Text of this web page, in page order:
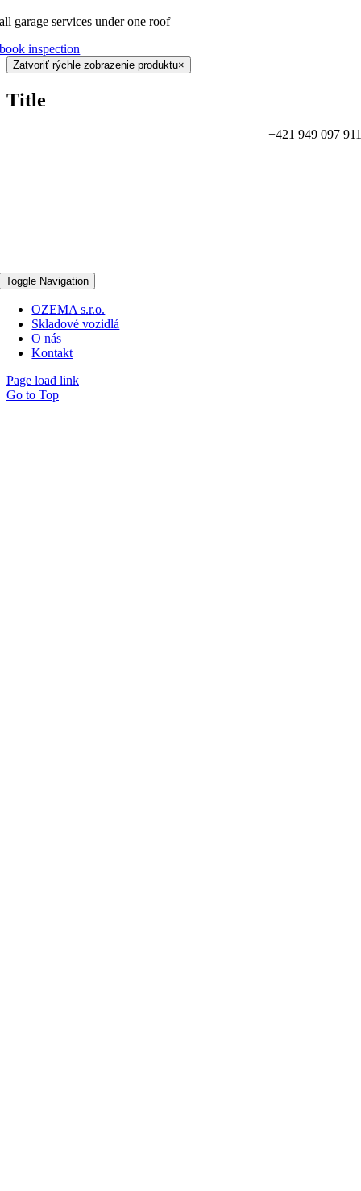
all garage services under one roof
book inspection
Zatvoriť rýchle zobrazenie produktu×
Title
+421 949 097 911
Toggle Navigation
OZEMA s.r.o.
Skladové vozidlá
O nás
Kontakt
Page load link
Go to Top